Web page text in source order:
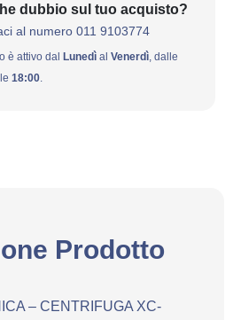
dubbio sul tuo acquisto?
al numero 011 9103774
è attivo dal Lunedì al Venerdì , dalle
18:00
Prodotto
– CENTRIFUGA XC-